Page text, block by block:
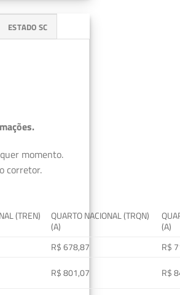
ESTADO SC
momento.
corretor.
(TREN)
QUARTO NACIONAL (TRQN)
(A)
(A)
R$ 678,87
R$
R$ 801,07
R$